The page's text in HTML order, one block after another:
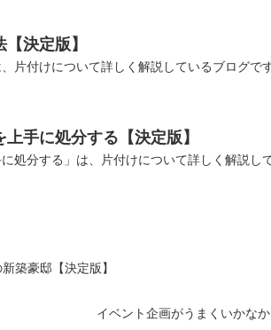
決定版】
、片付けについて詳しく解説しているブログ
手に処分する【決定版】
処分する」は、片付けについて詳しく解説し
築豪邸【決定版】
イベント企画がうまくいかな